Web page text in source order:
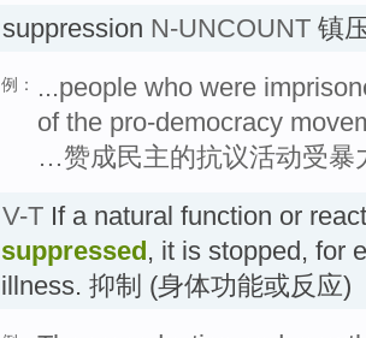
suppression N-UNCOUNT 镇
例：
...people who were
of the pro-democracy
…赞成民主的抗议活动受暴
V-T If a natural function or
suppressed, it is stopped, for
illness. 抑制 (身体功能或反应)